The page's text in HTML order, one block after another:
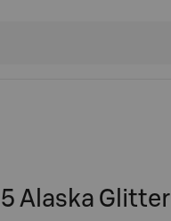
Alaska Glitter